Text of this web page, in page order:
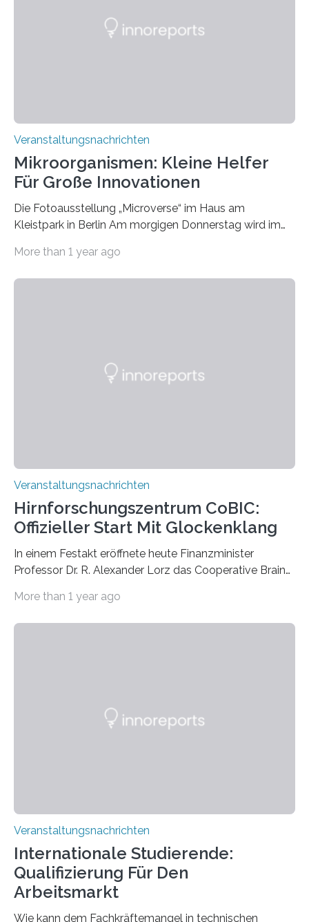
Veranstaltungsnachrichten
Mikroorganismen: Kleine Helfer
Für Große Innovationen
Die Fotoausstellung „Microverse“ im Haus am
Kleistpark in Berlin Am morgigen Donnerstag wird im
„Microverse“ mit Arbeiten der Fotografin Kathrin
Labor für Mikrobiologie Für das Projekt „Microverse“ hat
More than 1 year ago
Veranstaltungsnachrichten
Hirnforschungszentrum CoBIC:
Offizieller Start Mit Glockenklang
In einem Festakt eröffnete heute Finanzminister
Professor Dr. R. Alexander Lorz das Cooperative Brain
der Goethe-Universität Frankfurt. Das CoBIC ist eine
für neurologische und psychiatrische Erkrankungen
More than 1 year ago
Veranstaltungsnachrichten
Internationale Studierende:
Qualifizierung Für Den
Arbeitsmarkt
Wie kann dem Fachkräftemangel in technischen